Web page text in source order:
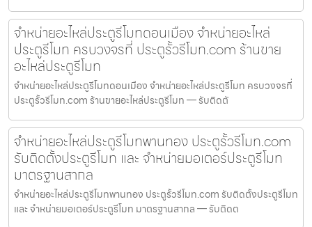
จำหน่ายอะไหล่ประตูรีโมทดอนเมือง จำหน่ายอะไหล่
ประตูรีโมท ครบวงจรที่ ประตูรั้วรีโมท.com ร้านขาย
อะไหล่ประตูรีโมท
จำหน่ายอะไหล่ประตูรีโมทดอนเมือง จำหน่ายอะไหล่ประตูรีโมท ครบวงจรที่
ประตูรั้วรีโมท.com ร้านขายอะไหล่ประตูรีโมท — รับติดตั
จำหน่ายอะไหล่ประตูรีโมทพานทอง ประตูรั้วรีโมท.com
รับติดตั้งประตูรีโมท และ จำหน่ายมอเตอร์ประตูรีโมท
มาตรฐานสากล
จำหน่ายอะไหล่ประตูรีโมทพานทอง ประตูรั้วรีโมท.com รับติดตั้งประตูรีโมท
และ จำหน่ายมอเตอร์ประตูรีโมท มาตรฐานสากล — รับติดต